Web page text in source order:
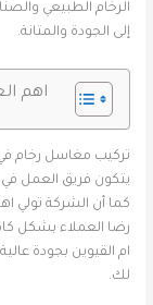
الرخام الطبيعي
إلى الجودة والمتانة.
اهم
تركيب مغاسل رخام في
يتكون فريق العمل
كما أن الشركة تولي
رضا العملاء بشكل
ام القيوين بجودة
لك.